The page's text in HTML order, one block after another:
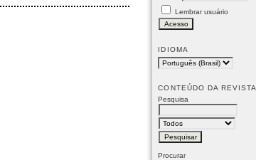
Lembrar usuário
IDIOMA
CONTEÚDO DA REVISTA
Pesquisa
Procurar